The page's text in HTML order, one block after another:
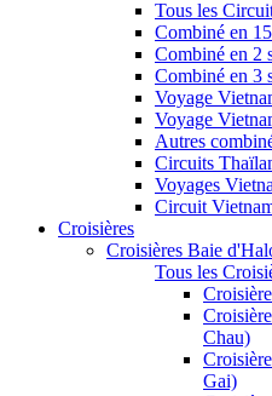
Tous les
Combiné en
Combiné en 2
Combiné en 3
Voyage
Voyage
Autres
Circuits
Voyages
Circuit
Croisières
Croisières Baie
Tous les
Chau)
Gai)